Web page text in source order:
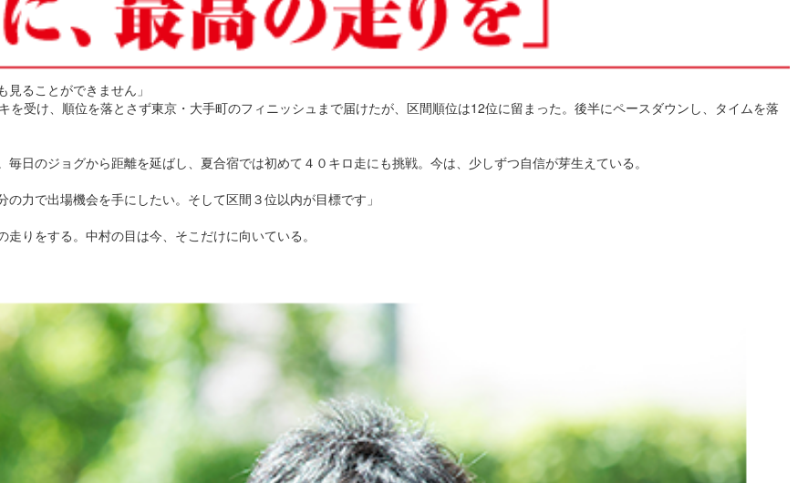
ることができません」
受け、順位を落とさず東京・大手町のフィニッシュまで届けたが、区間順位は12位に留まった。後半にペースダウンし、タイムを落
日のジョグから距離を延ばし、夏合宿では初めて４０キロ走にも挑戦。今は、少しずつ自信が芽生えている。
力で出場機会を手にしたい。そして区間３位以内が目標です」
りをする。中村の目は今、そこだけに向いている。